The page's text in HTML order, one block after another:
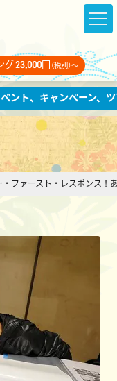
グ23,000円 （税別）～
ント、キャンペーン、
ファースト・レスポンス